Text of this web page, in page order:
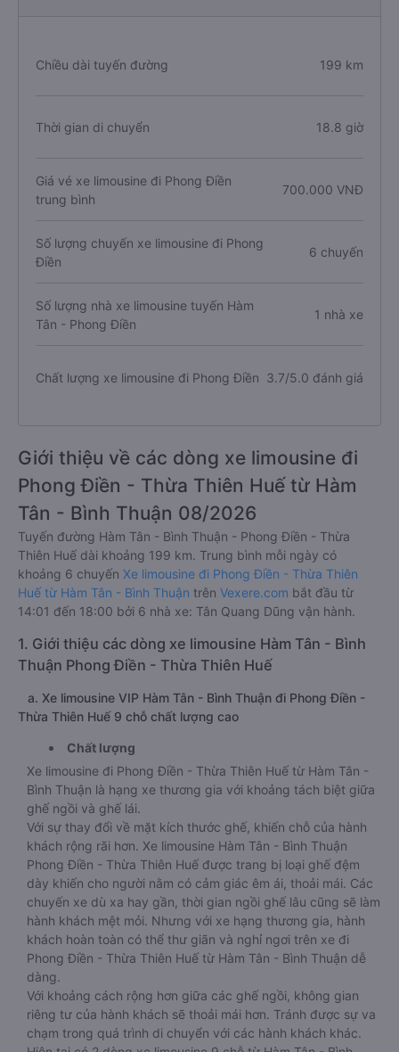
Chiều dài tuyến đường 199 km
Thời gian di chuyển 18.8 giờ
Giá vé xe limousine đi Phong Điền
trung bình
700.000 VNĐ
Số lượng chuyến xe limousine đi Phong
Điền
6 chuyến
Số lượng nhà xe limousine tuyến Hàm
Tân - Phong Điền
1 nhà xe
Chất lượng xe limousine đi Phong Điền 3.7/5.0 đánh giá
Giới thiệu về các dòng xe limousine đi
Phong Điền - Thừa Thiên Huế từ Hàm
Tân - Bình Thuận 08/2026
Tuyến đường Hàm Tân - Bình Thuận - Phong Điền - Thừa
Thiên Huế dài khoảng 199 km. Trung bình mỗi ngày có
khoảng 6 chuyến Xe limousine đi Phong Điền - Thừa Thiên
Huế từ Hàm Tân - Bình Thuận trên Vexere.com bắt đầu từ
14:01 đến 18:00 bởi 6 nhà xe: Tân Quang Dũng vận hành.
1. Giới thiệu các dòng xe limousine Hàm Tân - Bình
Thuận Phong Điền - Thừa Thiên Huế
a. Xe limousine VIP Hàm Tân - Bình Thuận đi Phong Điền -
Thừa Thiên Huế 9 chỗ chất lượng cao
Chất lượng
Xe limousine đi Phong Điền - Thừa Thiên Huế từ Hàm Tân -
Bình Thuận là hạng xe thương gia với khoảng tách biệt giữa
ghế ngồi và ghế lái.
Với sự thay đổi về mặt kích thước ghế, khiến chỗ của hành
khách rộng rãi hơn. Xe limousine Hàm Tân - Bình Thuận
Phong Điền - Thừa Thiên Huế được trang bị loại ghế đệm
dày khiến cho người nằm có cảm giác êm ái, thoải mái. Các
chuyến xe dù xa hay gần, thời gian ngồi ghế lâu cũng sẽ làm
hành khách mệt mỏi. Nhưng với xe hạng thương gia, hành
khách hoàn toàn có thể thư giãn và nghỉ ngơi trên xe đi
Phong Điền - Thừa Thiên Huế từ Hàm Tân - Bình Thuận dễ
dàng.
Với khoảng cách rộng hơn giữa các ghế ngồi, không gian
riêng tư của hành khách sẽ thoải mái hơn. Tránh được sự va
chạm trong quá trình di chuyển với các hành khách khác.